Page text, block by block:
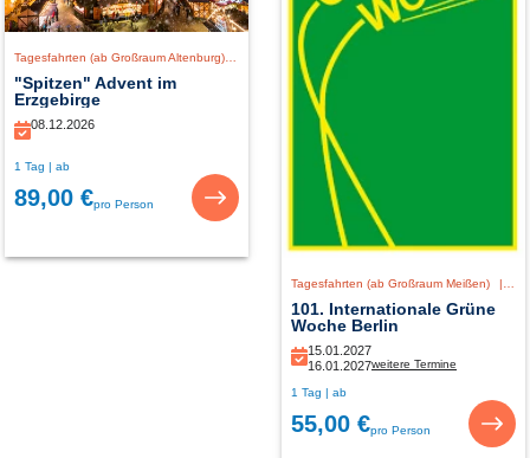
Tagesfahrten (ab Großraum Altenburg)| Deutschland
"Spitzen" Advent im
Erzgebirge
08.12.2026
1 Tag | ab
89,00 €pro Person
Tagesfahrten (ab Großraum Meißen) |
101. Internationale Grüne
Woche Berlin
15.01.2027
16.01.2027weitere Termine
1 Tag | ab
55,00 €pro Person